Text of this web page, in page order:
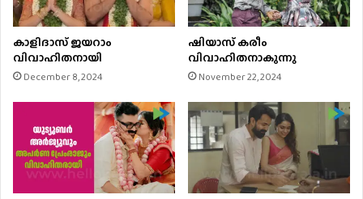
കാളിദാസ് ജയറാം
വിവാഹിതനായി
December 8, 2024
ഷിയാസ് കരീം
വിവാഹിതനാകുന്നു
November 22, 2024